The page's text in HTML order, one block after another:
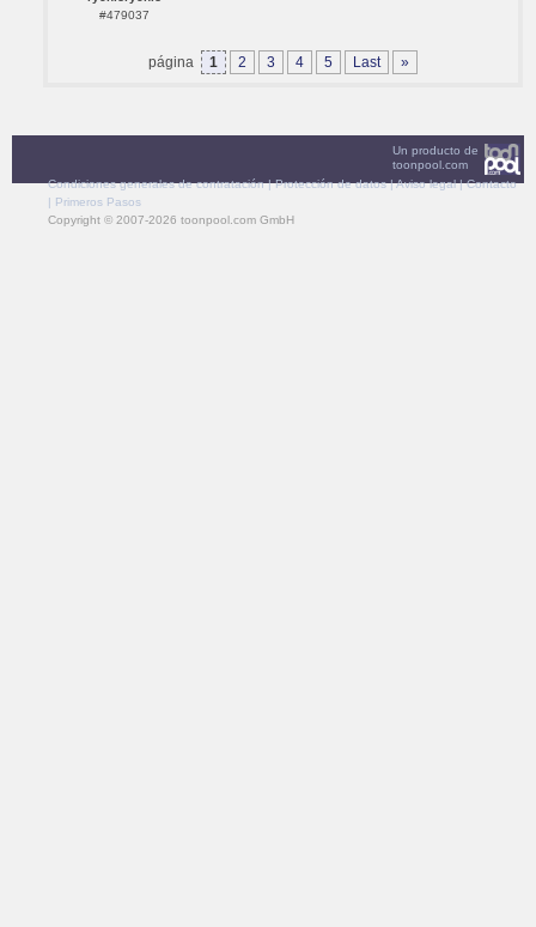
#479037
página 1 2 3 4 5 Last »
Un producto de
toonpool.com
Condiciones generales de contratación|Protección de datos|Aviso legal|Contacto
| Primeros Pasos
Copyright © 2007-2026 toonpool.com GmbH